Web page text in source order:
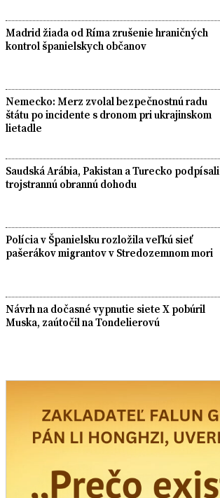
Madrid žiada od Ríma zrušenie hraničných
kontrol španielskych občanov
Nemecko: Merz zvolal bezpečnostnú radu
štátu po incidente s dronom pri ukrajinskom
lietadle
Saudská Arábia, Pakistan a Turecko podpísali
trojstrannú obrannú dohodu
Polícia v Španielsku rozložila veľkú sieť
pašerákov migrantov v Stredozemnom mori
Návrh na dočasné vypnutie siete X pobúril
Muska, zaútočil na Tondelierovú